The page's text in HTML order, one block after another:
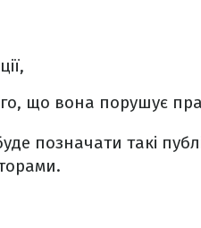
що вона порушує
позначати такі